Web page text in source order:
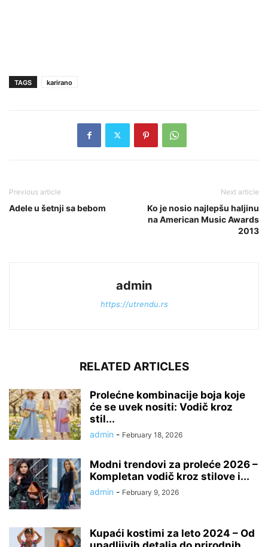
TAGS karirano
Previous article
Adele u šetnji sa bebom
Next article
Ko je nosio najlepšu haljinu
na American Music Awards
2013
admin
https://utrendu.rs
RELATED ARTICLES
Prolećne kombinacije boja koje
će se uvek nositi: Vodič kroz
stil...
admin - February 18, 2026
Modni trendovi za proleće 2026 –
Kompletan vodič kroz stilove i...
admin - February 9, 2026
Kupaći kostimi za leto 2024 – Od